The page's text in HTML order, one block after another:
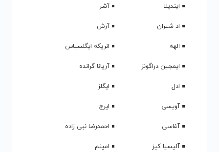
ایندیلا
آشر
اد شیران
آرش
الهه
انریکه ایگلسیاس
ایمجین دراگونز
آریانا گرانده
ادل
ایگلز
آویسی
ایرج
آغاسی
احمدرضا نبی زاده
آلیسیا کیز
امینم